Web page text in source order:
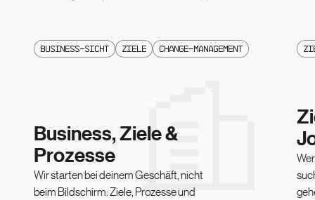
Business-Sicht Ziele Change-Management
Business, Ziele &
Prozesse
Wir starten bei deinem Geschäft, nicht
beim Bildschirm: Ziele, Prozesse und